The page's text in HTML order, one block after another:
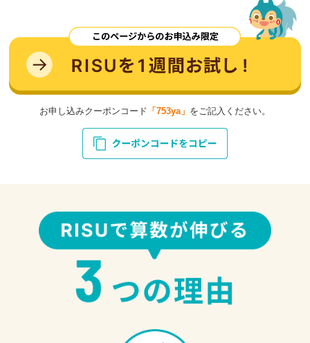
お申し込みクーポンコード 「753ya」 をご記入ください。